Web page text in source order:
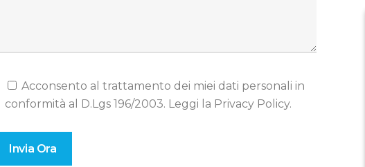
Acconsento al trattamento dei miei dati personali in
conformità al D.Lgs 196/2003. Leggi la Privacy Policy.